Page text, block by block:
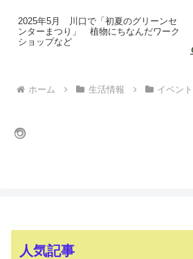
2025年5月 川口で「初夏のグリーンセ
ンターまつり」 植物にちなんだワーク
ショップなど
ホーム 生活情報 イベント
人気記事